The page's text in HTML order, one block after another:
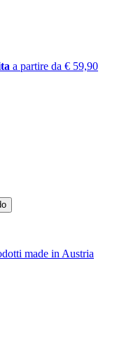
a partire da € 59,90
made in Austria